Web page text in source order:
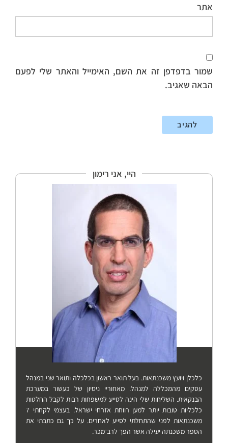
אתר
שמור בדפדפן זה את השם, האימייל והאתר שלי לפעם
הבאה שאגיב.
היי, אני רימון
כלכלן ויועץ משכנתאות. בעל תואר ראשון בכלכלה ותואר שני במנהל
עסקים מהמכללה למנהל. מאחוריי ניסיון של כעשור במערכת
הבנקאית. השליחות שלי הינה לסייע למשפחות רבות לקבל החלטות
כלכליות טובות יותר למען רווחת אזרחי ישראל. בעצמי לקחתי 7
משכנתאות לפני שהתחלתי לסייע לאחרים. על כך גם כתבתי את
הספר משכנתה יעילה אשר הפך לרב־מכר.